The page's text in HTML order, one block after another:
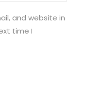
and website in
time I